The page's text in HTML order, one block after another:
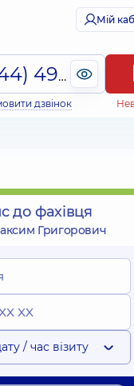
Мій
(044) 495-2-888
дзвінок
до фахівця
Григорович
/ час візиту